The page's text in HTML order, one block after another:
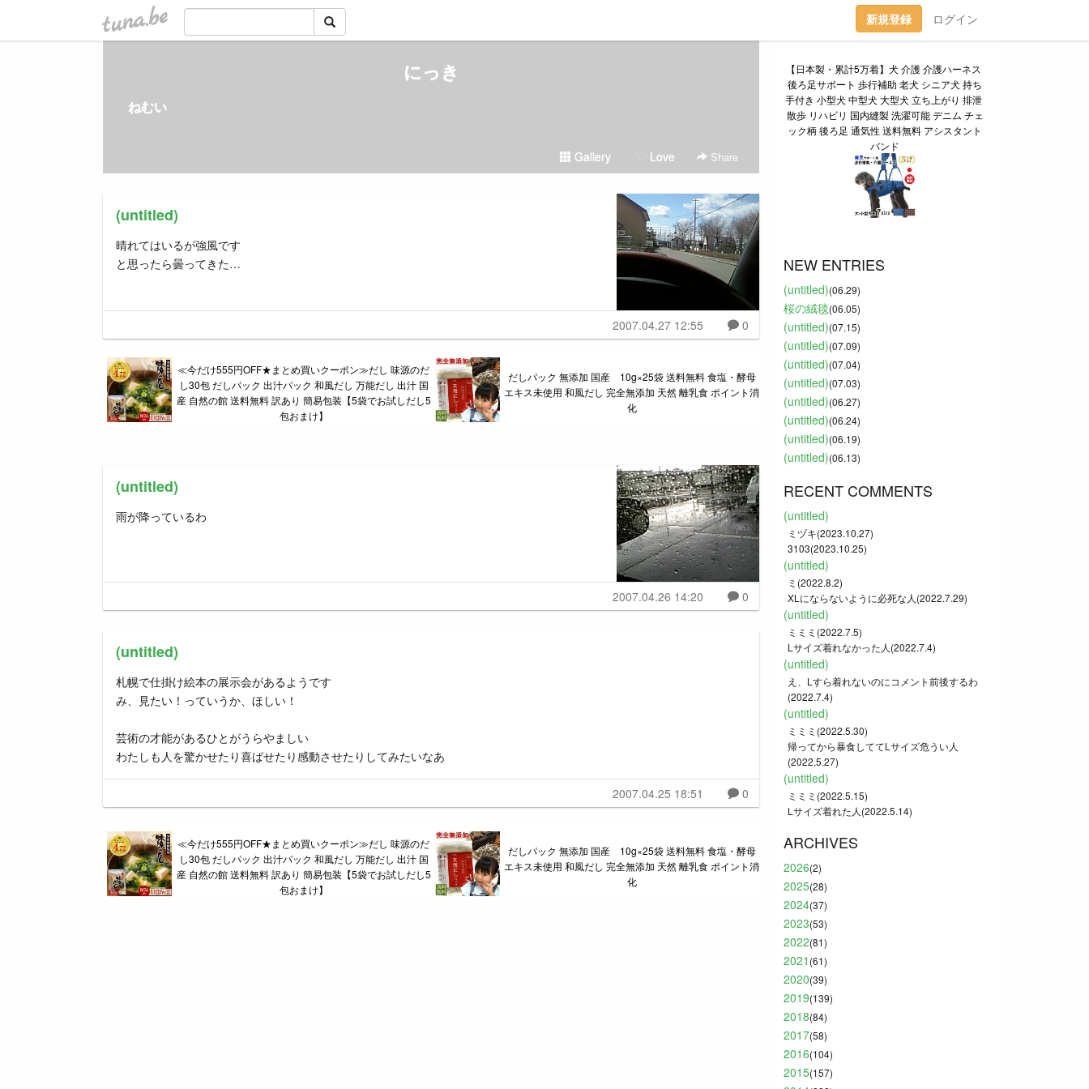
tuna.be 新規登録 ログイン
にっき
ねむい
Gallery Love Share
(untitled)
晴れてはいるが強風です
と思ったら曇ってきた…
2007.04.27 12:55 0
≪今だけ555円OFF★まとめ買いクーポン≫だし 味源のだ
し30包 だしパック 出汁パック 和風だし 万能だし 出汁 国
産 自然の館 送料無料 訳あり 簡易包装【5袋でお試しだし5
包おまけ】
だしパック 無添加 国産 10g×25袋 送料無料 食塩・酵母
エキス未使用 和風だし 完全無添加 天然 離乳食 ポイント消
化
(untitled)
雨が降っているわ
2007.04.26 14:20 0
(untitled)
札幌で仕掛け絵本の展示会があるようです
み、見たい！っていうか、ほしい！
芸術の才能があるひとがうらやましい
わたしも人を驚かせたり喜ばせたり感動させたりしてみたいなあ
2007.04.25 18:51 0
≪今だけ555円OFF★まとめ買いクーポン≫だし 味源のだ
し30包 だしパック 出汁パック 和風だし 万能だし 出汁 国
産 自然の館 送料無料 訳あり 簡易包装【5袋でお試しだし5
包おまけ】
だしパック 無添加 国産 10g×25袋 送料無料 食塩・酵母
エキス未使用 和風だし 完全無添加 天然 離乳食 ポイント消
化
【日本製・累計5万着】犬 介護 介護ハーネス
後ろ足サポート 歩行補助 老犬 シニア犬 持ち
手付き 小型犬 中型犬 大型犬 立ち上がり 排泄
散歩 リハビリ 国内縫製 洗濯可能 デニム チェ
ック柄 後ろ足 通気性 送料無料 アシスタント
バンド
NEW ENTRIES
(untitled)(06.29)
桜の絨毯(06.05)
(untitled)(07.15)
(untitled)(07.09)
(untitled)(07.04)
(untitled)(07.03)
(untitled)(06.27)
(untitled)(06.24)
(untitled)(06.19)
(untitled)(06.13)
RECENT COMMENTS
(untitled)
ミヅキ(2023.10.27)
3103(2023.10.25)
(untitled)
ミ(2022.8.2)
XLにならないように必死な人(2022.7.29)
(untitled)
ミミミ(2022.7.5)
Lサイズ着れなかった人(2022.7.4)
(untitled)
え、Lすら着れないのにコメント前後するわ
(2022.7.4)
(untitled)
ミミミ(2022.5.30)
帰ってから暴食しててLサイズ危うい人
(2022.5.27)
(untitled)
ミミミ(2022.5.15)
Lサイズ着れた人(2022.5.14)
ARCHIVES
2026(2)
2025(28)
2024(37)
2023(53)
2022(81)
2021 (61)
2020(39)
2019(139)
2018(84)
2017(58)
2016(104)
2015(157)